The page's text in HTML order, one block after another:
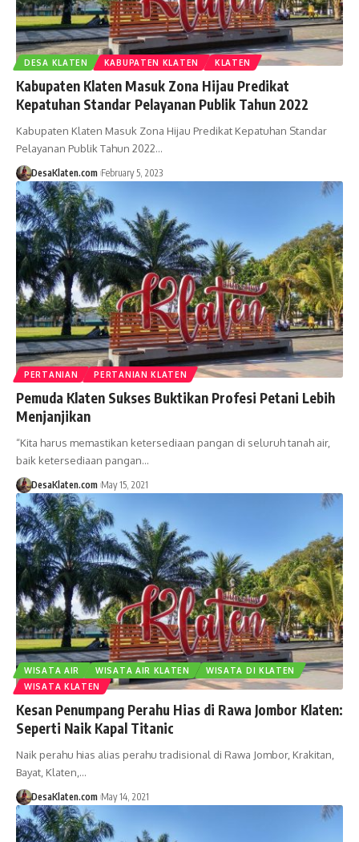
DESA KLATEN KABUPATEN KLATEN KLATEN
Kabupaten Klaten Masuk Zona Hijau Predikat
Kepatuhan Standar Pelayanan Publik Tahun 2022
Kabupaten Klaten Masuk Zona Hijau Predikat Kepatuhan Standar
Pelayanan Publik Tahun 2022…
DesaKlaten.com February 5, 2023
PERTANIAN PERTANIAN KLATEN
Pemuda Klaten Sukses Buktikan Profesi Petani Lebih
Menjanjikan
“Kita harus memastikan ketersediaan pangan di seluruh tanah air,
baik ketersediaan pangan…
DesaKlaten.com May 15, 2021
WISATA AIR WISATA AIR KLATEN
WISATA DI KLATEN
WISATA KLATEN
Kesan Penumpang Perahu Hias di Rawa Jombor Klaten:
Seperti Naik Kapal Titanic
Naik perahu hias alias perahu tradisional di Rawa Jombor, Krakitan,
Bayat, Klaten,…
DesaKlaten.com May 14, 2021